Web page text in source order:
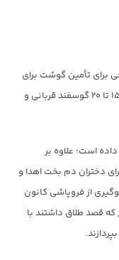
برای تأمین گوشت برای
نیازمندان در نظر گرفت و در این راستا در ماه بین ۱۵ تا ۲۰ گوسفند قربانی و
است؛ علاوه بر
۱۳ جایزه کامل برای دختران دم بخت اهدا و
از فروپاشی کانون
تلاش‌های او باعث شده تا ۳۷ زوج که قصد طلاق داشتند با